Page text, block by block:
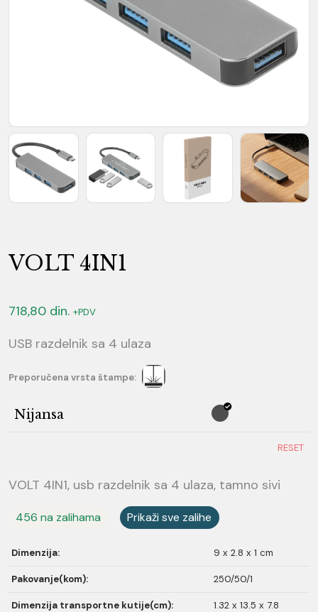
VOLT 4IN1
718,80 din. +PDV
USB razdelnik sa 4 ulaza
Preporučena vrsta štampe:
Nijansa
RESET
VOLT 4IN1, usb razdelnik sa 4 ulaza, tamno sivi
456 na zalihama Prikaži sve zalihe
Dimenzija: 9 x 2.8 x 1 cm
Pakovanje(kom): 250/50/1
Dimenzija transportne kutije(cm): 1.32 x 13.5 x 7.8